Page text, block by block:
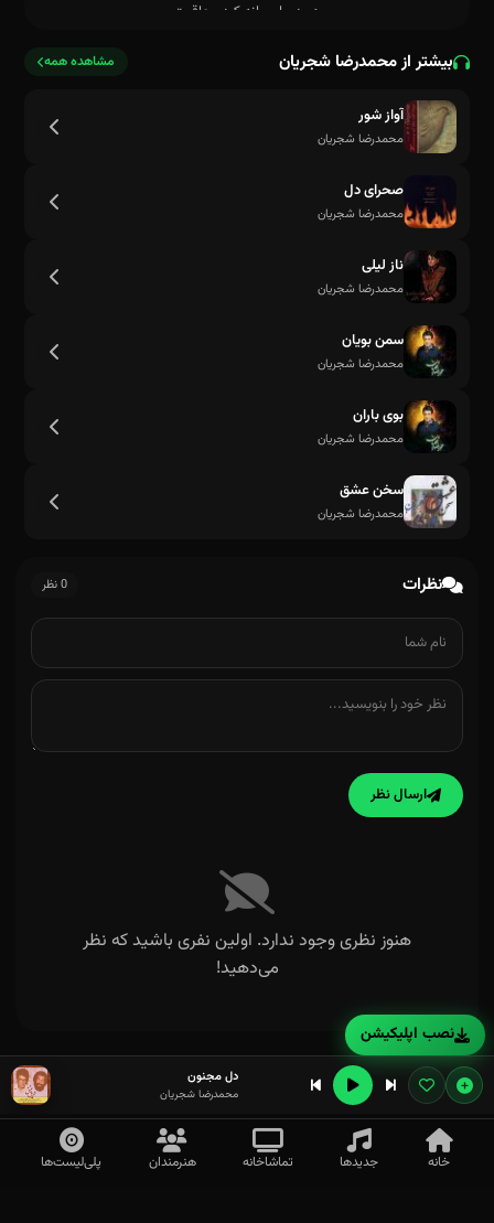
هر دو را ویرانه کردی عاقبت
بیشتر از محمدرضا شجریان مشاهده همه
آواز شور
محمدرضا شجریان
صحرای دل
محمدرضا شجریان
ناز لیلی
محمدرضا شجریان
سمن بویان
محمدرضا شجریان
بوی باران
محمدرضا شجریان
سخن عشق
محمدرضا شجریان
نظرات 0 نظر
ارسال نظر
هنوز نظری وجود ندارد. اولین نفری باشید که نظر
می‌دهید!
دل مجنون
محمدرضا شجریان
خانه جدیدها تماشاخانه هنرمندان پلی‌لیست‌ها
نصب اپلیکیشن